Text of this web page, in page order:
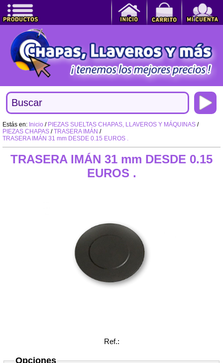
Estás en: Inicio / PIEZAS SUELTAS CHAPAS, LLAVEROS Y MÁQUINAS /
PIEZAS CHAPAS /TRASERA IMÁN /
TRASERA IMÁN 31 mm DESDE 0.15 EUROS .
TRASERA IMÁN 31 mm DESDE 0.15
EUROS .
Ref.:
Opciones